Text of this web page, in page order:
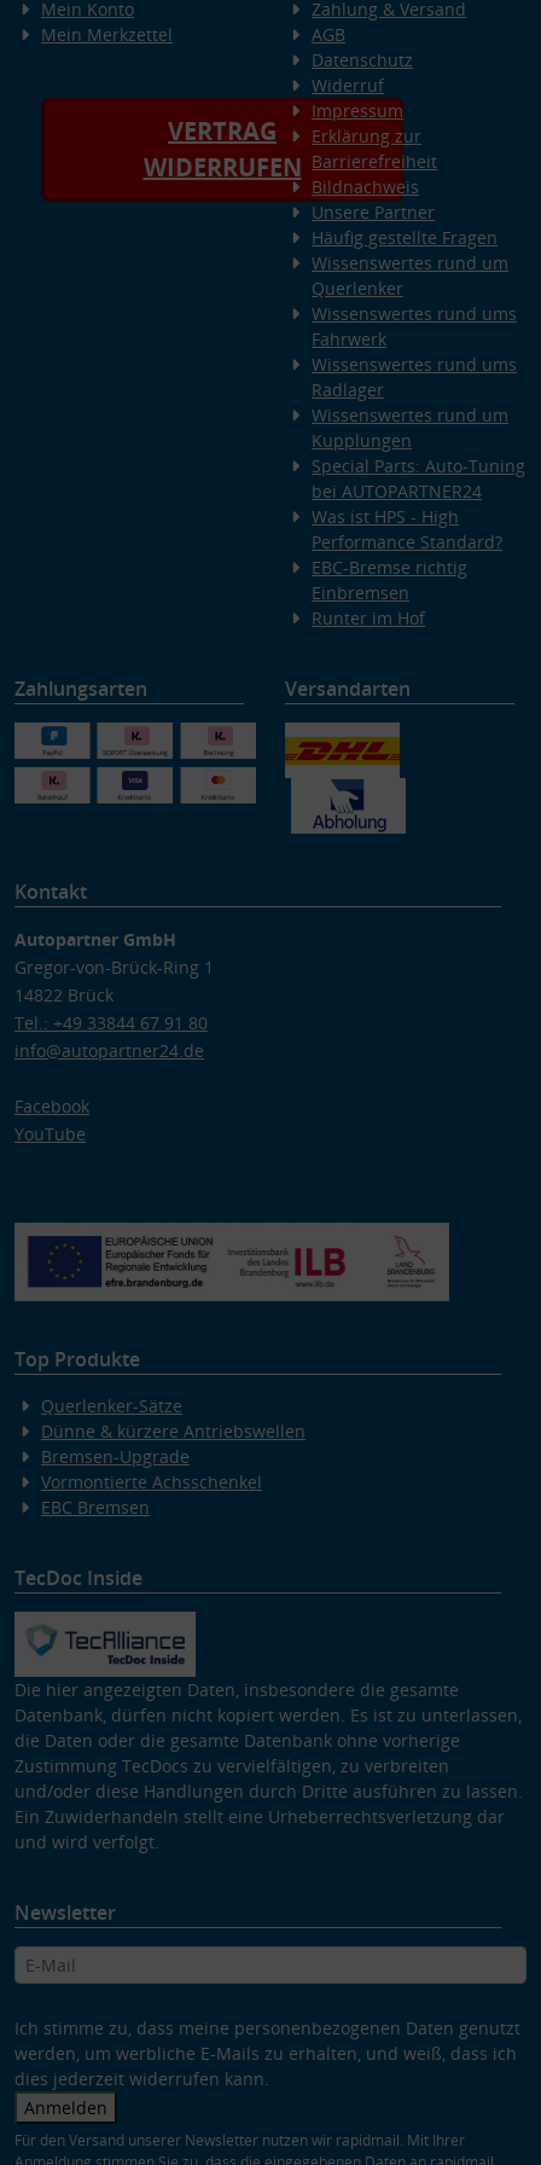
Mein Konto
Mein Merkzettel
VERTRAG
WIDERRUFEN
Zahlung & Versand
AGB
Datenschutz
Widerruf
Impressum
Erklärung zur
Barrierefreiheit
Bildnachweis
Unsere Partner
Häufig gestellte Fragen
Wissenswertes rund um
Querlenker
Wissenswertes rund ums
Fahrwerk
Wissenswertes rund ums
Radlager
Wissenswertes rund um
Kupplungen
Special Parts: Auto-Tuning
bei AUTOPARTNER24
Was ist HPS - High
Performance Standard?
EBC-Bremse richtig
Einbremsen
Runter im Hof
Zahlungsarten Versandarten
Kontakt
Autopartner GmbH
Gregor-von-Brück-Ring 1
14822 Brück
Tel.: +49 33844 67 91 80
info@autopartner24.de
Facebook
YouTube
Top Produkte
Querlenker-Sätze
Dünne & kürzere Antriebswellen
Bremsen-Upgrade
Vormontierte Achsschenkel
EBC Bremsen
TecDoc Inside
Die hier angezeigten Daten, insbesondere die gesamte
Datenbank, dürfen nicht kopiert werden. Es ist zu unterlassen,
die Daten oder die gesamte Datenbank ohne vorherige
Zustimmung TecDocs zu vervielfältigen, zu verbreiten
und/oder diese Handlungen durch Dritte ausführen zu lassen.
Ein Zuwiderhandeln stellt eine Urheberrechtsverletzung dar
und wird verfolgt.
Newsletter
Ich stimme zu, dass meine personenbezogenen Daten genutzt
werden, um werbliche E-Mails zu erhalten, und weiß, dass ich
dies jederzeit widerrufen kann.
Anmelden
Für den Versand unserer Newsletter nutzen wir rapidmail. Mit Ihrer